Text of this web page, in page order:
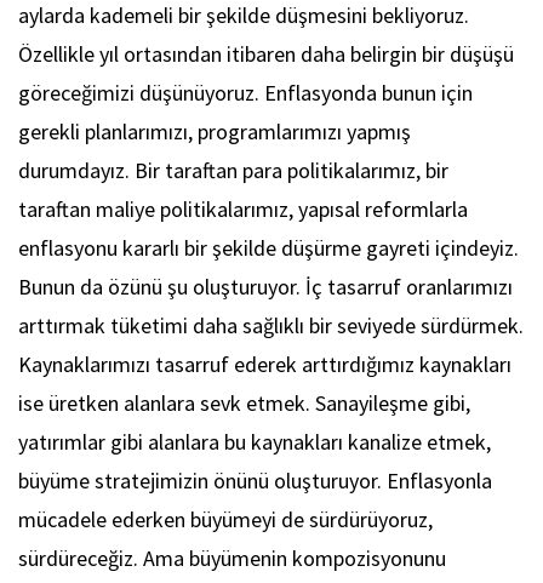
aylarda kademeli bir şekilde düşmesini bekliyoruz.
Özellikle yıl ortasından itibaren daha belirgin bir düşüşü
göreceğimizi düşünüyoruz. Enflasyonda bunun için
gerekli planlarımızı, programlarımızı yapmış
durumdayız. Bir taraftan para politikalarımız, bir
taraftan maliye politikalarımız, yapısal reformlarla
enflasyonu kararlı bir şekilde düşürme gayreti içindeyiz.
Bunun da özünü şu oluşturuyor. İç tasarruf oranlarımızı
arttırmak tüketimi daha sağlıklı bir seviyede sürdürmek.
Kaynaklarımızı tasarruf ederek arttırdığımız kaynakları
ise üretken alanlara sevk etmek. Sanayileşme gibi,
yatırımlar gibi alanlara bu kaynakları kanalize etmek,
büyüme stratejimizin önünü oluşturuyor. Enflasyonla
mücadele ederken büyümeyi de sürdürüyoruz,
sürdüreceğiz. Ama büyümenin kompozisyonunu